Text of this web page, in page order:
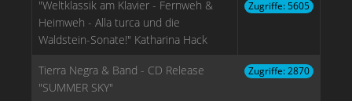
"Weltklassik am Klavier - Fernweh &
Heimweh - Alla turca und die
Waldstein-Sonate!" Katharina Hack
Zugriffe: 5605
Tierra Negra & Band - CD Release
"SUMMER SKY"
Zugriffe: 2870